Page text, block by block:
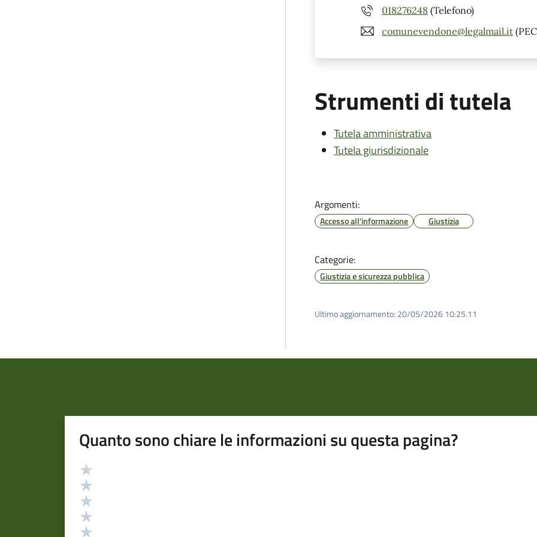
018276248 (Telefono)
comunevendone@legalmail.it
Strumenti di tutela
Tutela amministrativa
Tutela giurisdizionale
Argomenti:
Accesso all'informazione Giustizia
Categorie:
Giustizia e sicurezza pubblica
Ultimo aggiornamento: 20/05/2026 10:25.11
Quanto sono chiare le informazioni su questa pagina?
Valutazione